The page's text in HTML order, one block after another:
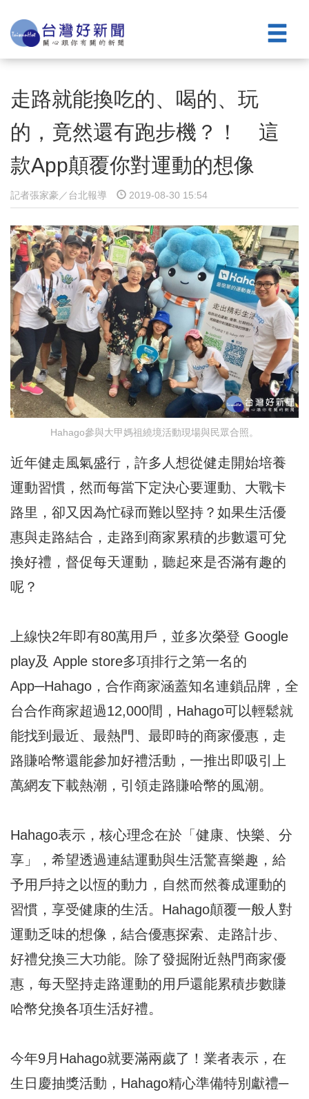
走路就能換吃的、喝的、玩
的，竟然還有跑步機？！ 這
款App顛覆你對運動的想像
記者張家豪／台北報導 2019-08-30 15:54
Hahago參與大甲媽祖繞境活動現場與民眾合照。
近年健走風氣盛行，許多人想從健走開始培養
運動習慣，然而每當下定決心要運動、大戰卡
路里，卻又因為忙碌而難以堅持？如果生活優
惠與走路結合，走路到商家累積的步數還可兌
換好禮，督促每天運動，聽起來是否滿有趣的
呢？
上線快2年即有80萬用戶，並多次榮登 Google
play及 Apple store多項排行之第一名的
App─Hahago，合作商家涵蓋知名連鎖品牌，全
台合作商家超過12,000間，Hahago可以輕鬆就
能找到最近、最熱門、最即時的商家優惠，走
路賺哈幣還能參加好禮活動，一推出即吸引上
萬網友下載熱潮，引領走路賺哈幣的風潮。
Hahago表示，核心理念在於「健康、快樂、分
享」，希望透過連結運動與生活驚喜樂趣，給
予用戶持之以恆的動力，自然而然養成運動的
習慣，享受健康的生活。Hahago顛覆一般人對
運動乏味的想像，結合優惠探索、走路計步、
好禮兌換三大功能。除了發掘附近熱門商家優
惠，每天堅持走路運動的用戶還能累積步數賺
哈幣兌換各項生活好禮。
今年9月Hahago就要滿兩歲了！業者表示，在
生日慶抽獎活動，Hahago精心準備特別獻禮─